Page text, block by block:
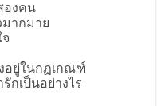
องคน
ากมาย
อยู่ในกฏเกณฑ์
กเป็นอย่างไร